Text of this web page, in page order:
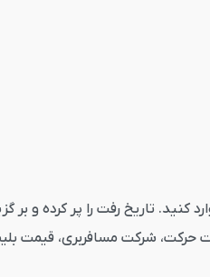
مبدا و مقصد خود را وارد کنید. تاریخ
شرکت مسافربری، قیمت